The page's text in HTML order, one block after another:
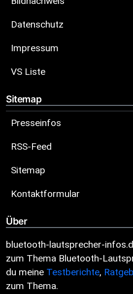
Datenschutz
Impressum
VS Liste
Sitemap
Presseinfos
RSS-Feed
Sitemap
Kontaktformular
Über
bluetooth-lautsprecher-
zum Thema Bluetooth-
du meine Testberichte,
zum Thema.